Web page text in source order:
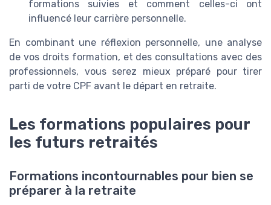
formations suivies et comment celles-ci ont
influencé leur carrière personnelle.
En combinant une réflexion personnelle, une analyse
de vos droits formation, et des consultations avec des
professionnels, vous serez mieux préparé pour tirer
parti de votre CPF avant le départ en retraite.
Les formations populaires pour
les futurs retraités
Formations incontournables pour bien se
préparer à la retraite